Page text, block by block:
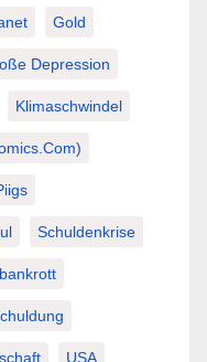
Gold
Depression
Klimaschwindel
Schuldenkrise
USA